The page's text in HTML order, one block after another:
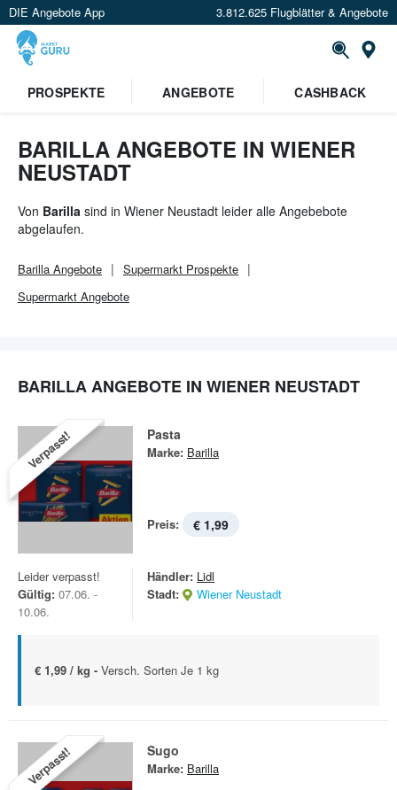
DIE Angebote App 3.812.625 Flugblätter & Angebote
PROSPEKTE
ANGEBOTE CASHBACK
BARILLA ANGEBOTE IN WIENER
NEUSTADT
Von Barilla sind in Wiener Neustadt leider alle Angebebote
abgelaufen.
Barilla Angebote Supermarkt Prospekte
Supermarkt Angebote
BARILLA ANGEBOTE IN WIENER NEUSTADT
Verpasst! Pasta
Marke: Barilla
Preis: € 1,99
Leider verpasst!
Gültig: 07.06. -
10.06.
Händler: Lidl
Stadt:
Wiener Neustadt
€ 1,99 / kg - Versch. Sorten Je 1 kg
Verpasst! Sugo
Marke: Barilla